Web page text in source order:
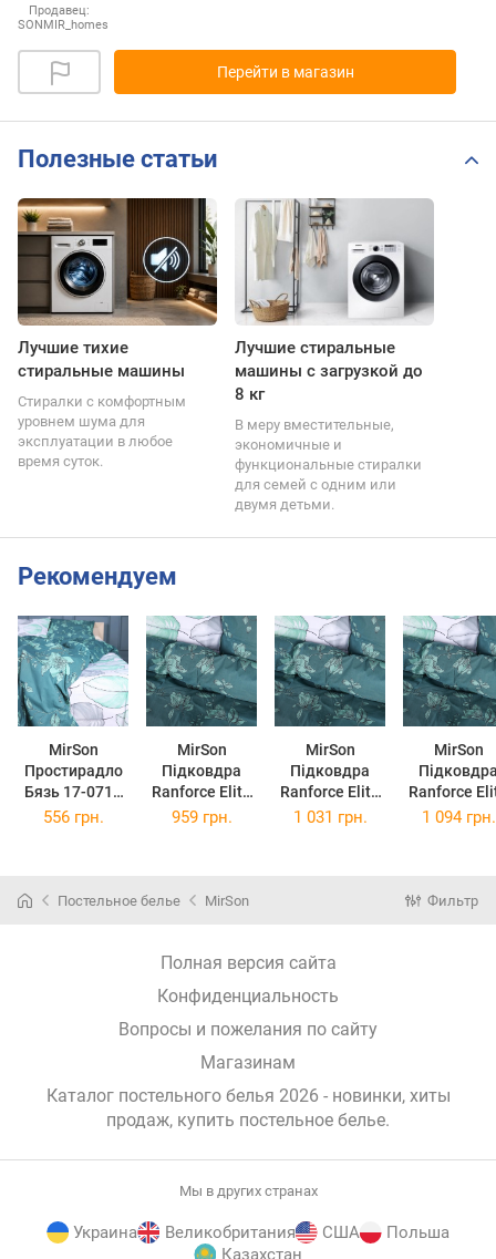
Продавец:
SONMIR_homes
Перейти в магазин
Полезные статьи
Лучшие тихие
стиральные машины
Стиралки с комфортным
уровнем шума для
эксплуатации в любое
время суток.
Лучшие стиральные
машины с загрузкой до
8 кг
В меру вместительные,
экономичные и
функциональные стиралки
для семей с одним или
двумя детьми.
Рекомендуем
MirSon
Простирадло
Бязь 17-0718
Emerald
MirSon
Підковдра
Ranforce Elite
17-0718
MirSon
Підковдра
Ranforce Elite
17-0718
MirSon
Ranforce
17-0718
556 грн. 959 грн. 1 031 грн. 1 094 грн.
Постельное белье MirSon Фильтр
Полная версия сайта
Конфиденциальность
Вопросы и пожелания по сайту
Магазинам
Каталог постельного белья 2026 - новинки, хиты
продаж, купить постельное белье.
Мы в других странах
Украина Великобритания США
Польша
Казахстан